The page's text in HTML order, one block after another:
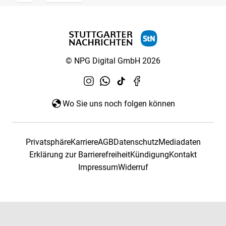
© NPG Digital GmbH 2026
Wo Sie uns noch folgen können
PrivatsphäreKarriereAGBDatenschutzMediadaten
Erklärung zur BarrierefreiheitKündigungKontakt
ImpressumWiderruf